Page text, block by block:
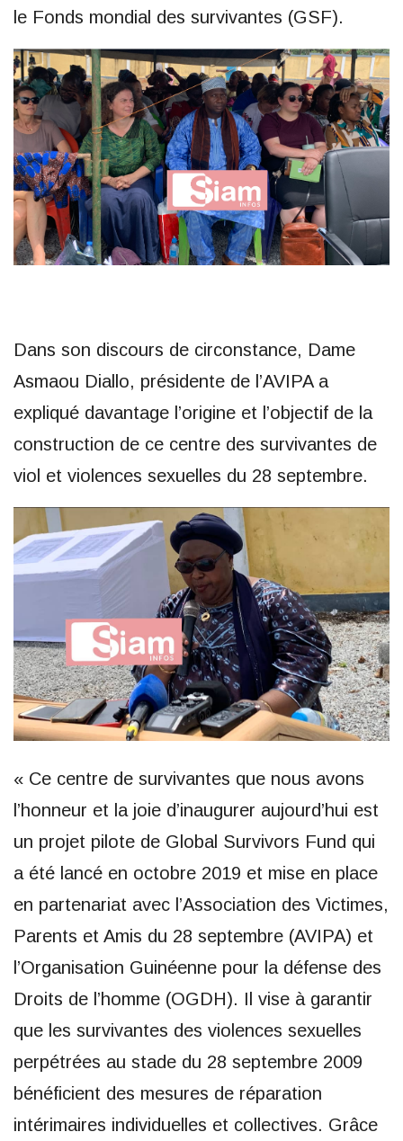
le Fonds mondial des survivantes (GSF).
Dans son discours de circonstance, Dame
Asmaou Diallo, présidente de l’AVIPA a
expliqué davantage l’origine et l’objectif de la
construction de ce centre des survivantes de
viol et violences sexuelles du 28 septembre.
« Ce centre de survivantes que nous avons
l’honneur et la joie d’inaugurer aujourd’hui est
un projet pilote de Global Survivors Fund qui
a été lancé en octobre 2019 et mise en place
en partenariat avec l’Association des Victimes,
Parents et Amis du 28 septembre (AVIPA) et
l’Organisation Guinéenne pour la défense des
Droits de l’homme (OGDH). Il vise à garantir
que les survivantes des violences sexuelles
perpétrées au stade du 28 septembre 2009
bénéficient des mesures de réparation
intérimaires individuelles et collectives. Grâce